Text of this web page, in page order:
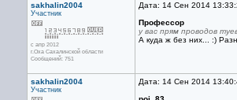
sakhalin2004
Участник
с апр 2012
г.Оха Сахалинской области
Сообщений: 751
Дата: 14 Сен 2014
Профессор
у вас прям проводов
А куда ж без них... :)
sakhalin2004
Участник
Дата: 14 Сен 2014